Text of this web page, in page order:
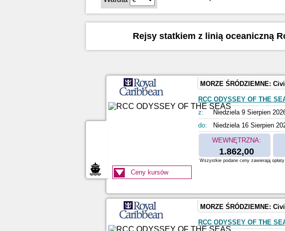
Rejsy statkiem z linią oceaniczną
MORZE ŚRÓDZIEMNE:
RCC ODYSSEY OF THE
z:
Niedziela 9 Sierpien
do:
Niedziela 16 Sierpien
WEWNĘTRZNA:
1.862,00
Ceny kursów
Wszystkie podane ceny zawierają
MORZE ŚRÓDZIEMNE:
RCC ODYSSEY OF THE